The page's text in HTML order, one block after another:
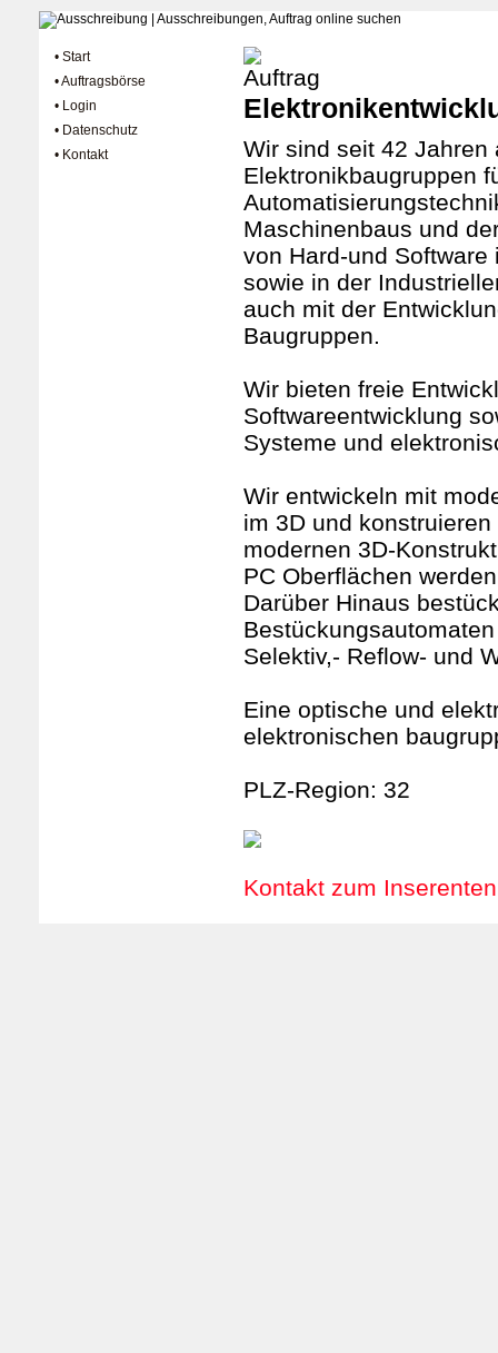
• Start
• Auftragsbörse
• Login
• Datenschutz
• Kontakt
Wir sind seit 42 Jahren
Elektronikbaugruppen
Maschinenbaus und
von Hard-und
sowie in der
auch mit der
Baugruppen.
Wir bieten freie
Softwareentwicklung
Systeme und
Wir entwickeln mit
im 3D und
modernen 3D-
PC Oberflächen
Darüber Hinaus
Selektiv,- Reflow- und
Eine optische und
elektronischen
PLZ-Region: 32
Kontakt zum Inserenten